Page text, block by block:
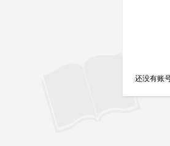
还没有账